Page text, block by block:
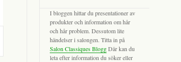
I bloggen hittar du presentationer av
produkter och information om hår
och hår problem. Dessutom lite
händelser i salongen. Titta in på
Salon Classiques BloggDär kan du
leta efter information du söker eller